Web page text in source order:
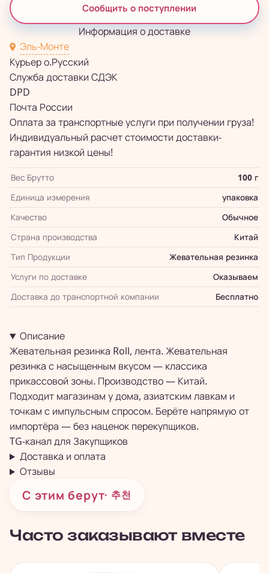
Сообщить о поступлении
Информация о доставке
Эль-Монте
Курьер о.Русский
Служба доставки СДЭК
DPD
Почта России
Оплата за транспортные услуги при получении груза!
Индивидуальный расчет стоимости доставки-
гарантия низкой цены!
Вес Брутто
100 г
Единица измерения
упаковка
Качество
Обычное
Страна производства
Китай
Тип Продукции
Жевательная резинка
Услуги по доставке
Оказываем
Доставка до транспортной компании
Бесплатно
Описание
Жевательная резинка Roll, лента. Жевательная
резинка с насыщенным вкусом — классика
прикассовой зоны. Производство — Китай.
Подходит магазинам у дома, азиатским лавкам и
точкам с импульсным спросом. Берёте напрямую от
импортёра — без наценок перекупщиков.
TG-канал для Закупщиков
Доставка и оплата
Отзывы
С этим берут· 추천
Часто заказывают вместе